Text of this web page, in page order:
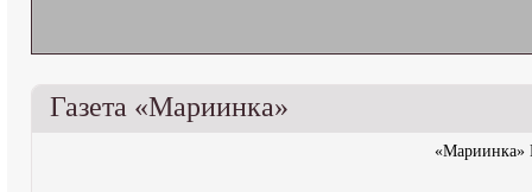
Газета «Мариинка»
«Мариинка»